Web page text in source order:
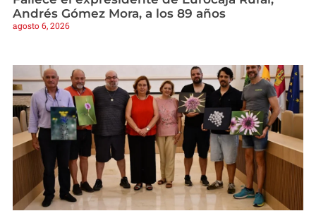
Andrés Gómez Mora, a los 89 años
agosto 6, 2026